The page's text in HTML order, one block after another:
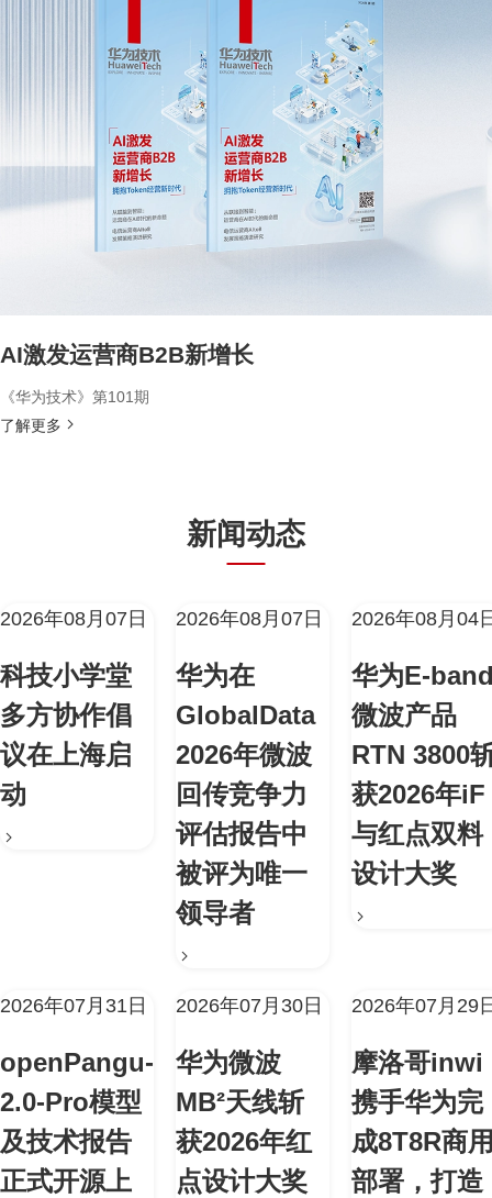
AI激发运营商B2B新增长
《华为技术》第101期
了解更多
新闻动态
2026年08月07日
科技小学堂
多方协作倡
议在上海启
动
2026年08月07日
华为在
GlobalData
2026年微波
回传竞争力
评估报告中
被评为唯一
领导者
2026年08月04
华为E-
微波产品
RTN 3800
获2026年iF
与红点双料
设计大奖
2026年07月31日
openPangu-
2.0-Pro模型
及技术报告
正式开源上
2026年07月30日
华为微波
MB²天线斩
获2026年红
点设计大奖
2026年07月29
摩洛哥inwi
携手华为完
成8T8R商
部署，打造